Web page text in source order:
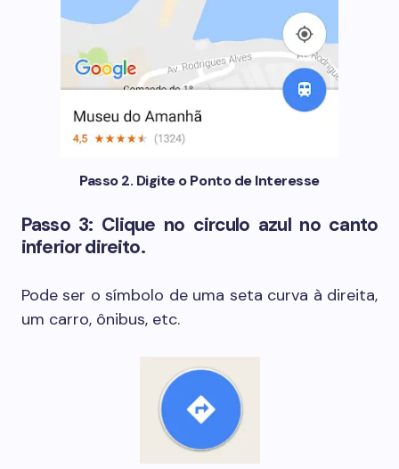
Passo 2. Digite o Ponto de Interesse
Passo 3: Clique no circulo azul no canto
inferior direito.
Pode ser o símbolo de uma seta curva à direita,
um carro, ônibus, etc.